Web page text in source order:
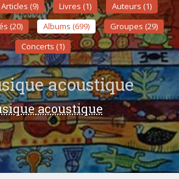
Articles (9) Livres (1)
Auteurs (1)
(20)
Albums (699)
Groupes (29)
Concerts (1)
acoustique
acoustique